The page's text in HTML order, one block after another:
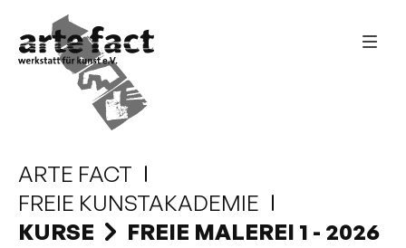
ARTE FACT
FREIE KUNSTAKADEMIE
KURSE
FREIE MALEREI 1 - 2026